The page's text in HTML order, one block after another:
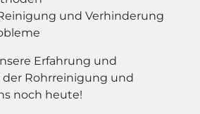
und Verhinderung
Erfahrung und
Rohrreinigung und
noch heute!